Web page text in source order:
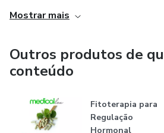
Ao longo de sua trajetória, foi
Santa Catarina e UNIBAVE, além de
Pesquisa e Desenvolvimento de
mestrado profissional da
É CEO da Medical Lex Gestão de
Mostrar mais
Outros produtos de
conteúdo
Fitoterapia para
Regulação
Hormonal